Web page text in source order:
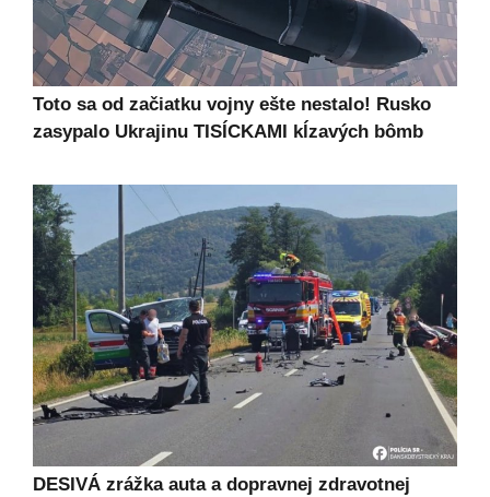
Toto sa od začiatku vojny ešte nestalo! Rusko
zasypalo Ukrajinu TISÍCKAMI kĺzavých bômb
DESIVÁ zrážka auta a dopravnej zdravotnej